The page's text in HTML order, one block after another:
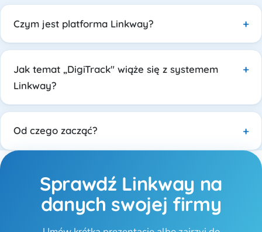
Czym jest platforma Linkway?
Jak temat „DigiTrack" wiąże się z systemem
Linkway?
Od czego zacząć?
Sprawdź Linkway na
danych swojej firmy